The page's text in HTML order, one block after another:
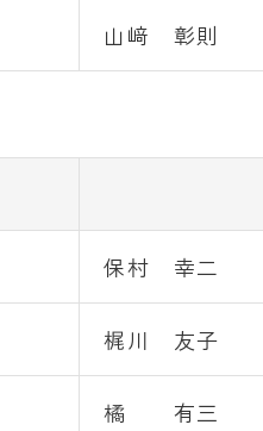
山﨑 彰則
保村 幸二
梶川 友子
橘 有三